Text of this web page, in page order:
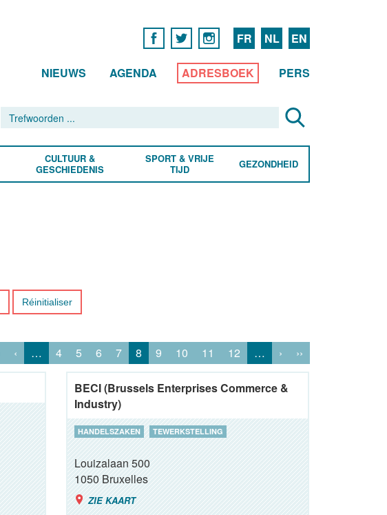
FR NL EN
NIEUWS AGENDA ADRESBOEK PERS
CULTUUR &
GESCHIEDENIS
SPORT & VRIJE
TIJD
GEZONDHEID
Réinitialiser
‹ … 4 5 6 7 8 9 10 11 12 … › ››
BECI (Brussels Enterprises Commerce &
Industry)
HANDELSZAKEN TEWERKSTELLING
Louizalaan 500
1050Bruxelles
ZIE KAART